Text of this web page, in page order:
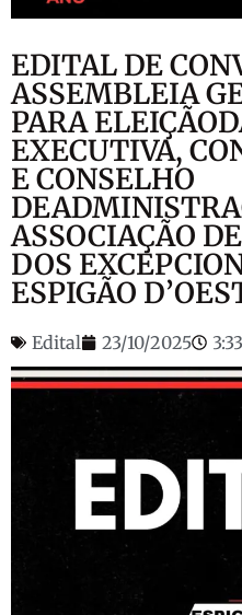
EDITAL DE
ASSEMBLEIA
PARA
EXECUTIVA,
E CONSELHO
ASSOCIAÇÃO
DOS
ESPIGÃO
Edital 23/10/2025